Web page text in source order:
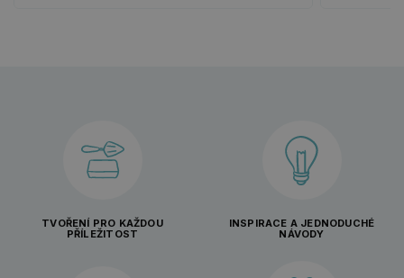
TVOŘENÍ PRO KAŽDOU
PŘÍLEŽITOST
INSPIRACE A JEDNODUCHÉ
NÁVODY